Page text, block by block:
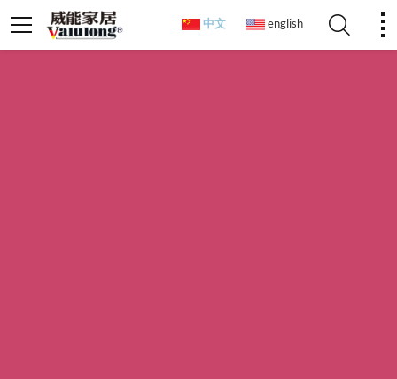
中文 english